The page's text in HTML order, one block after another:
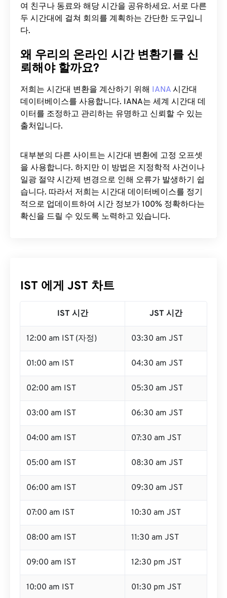
여 친구나 동료와 해당 시간을 공유하세요. 서로 다른
두 시간대에 걸쳐 회의를 계획하는 간단한 도구입니
다.
왜 우리의 온라인 시간 변환기를 신
뢰해야 할까요?
저희는 시간대 변환을 계산하기 위해 IANA 시간대
데이터베이스를 사용합니다. IANA는 세계 시간대 데
이터를 조정하고 관리하는 유명하고 신뢰할 수 있는
출처입니다.
대부분의 다른 사이트는 시간대 변환에 ​​고정 오프셋
을 사용합니다. 하지만 이 방법은 지정학적 사건이나
일광 절약 시간제 변경으로 인해 오류가 발생하기 쉽
습니다. 따라서 저희는 시간대 데이터베이스를 정기
적으로 업데이트하여 시간 정보가 100% 정확하다는
확신을 드릴 수 있도록 노력하고 있습니다.
IST 에게 JST 차트
IST 시간 JST 시간
12:00 am IST (자정) 03:30 am JST
01:00 am IST 04:30 am JST
02:00 am IST 05:30 am JST
03:00 am IST 06:30 am JST
04:00 am IST 07:30 am JST
05:00 am IST 08:30 am JST
06:00 am IST 09:30 am JST
07:00 am IST 10:30 am JST
08:00 am IST 11:30 am JST
09:00 am IST 12:30 pm JST
10:00 am IST 01:30 pm JST